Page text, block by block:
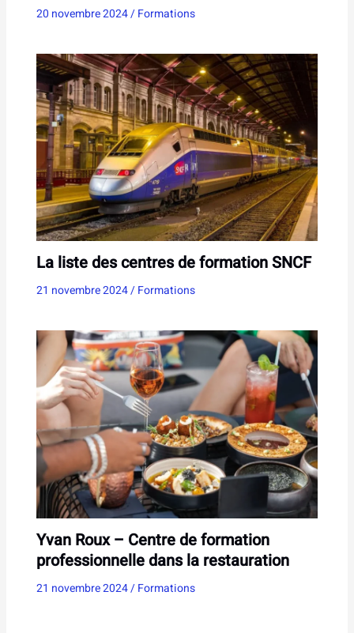
20 novembre 2024/Formations
La liste des centres de formation SNCF
21 novembre 2024/Formations
Yvan Roux – Centre de formation
professionnelle dans la restauration
21 novembre 2024/Formations